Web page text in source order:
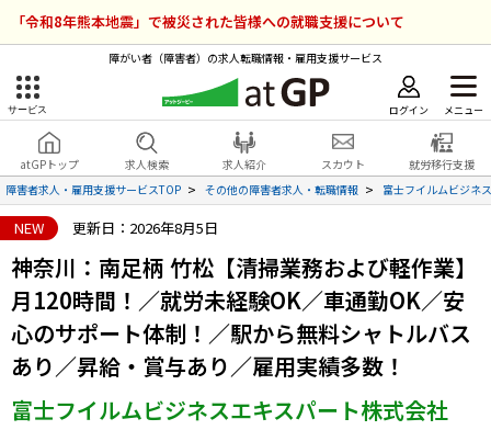
「令和8年熊本地震」で被災された皆様への就職支援について
障がい者（障害者）の求人転職情報・雇用支援サービス
サービス ログイン メニュー
atGPトップ 求人検索 求人紹介 スカウト
就労移行支援
障害者求人・雇用支援サービスTOP
その他の障害者求人・転職情報 富士フイルムビジネ
NEW 更新日：2026年8月5日
神奈川：南足柄 竹松【清掃業務および軽作業】
月120時間！／就労未経験OK／車通勤OK／安
心のサポート体制！／駅から無料シャトルバス
あり／昇給・賞与あり／雇用実績多数！
富士フイルムビジネスエキスパート株式会社
障害者雇用のアットジーピー
サービスラインナップ
就転職支援サービス
障害者専門の就転職支援サービス
障害者アスリート専門の就転職支援サービス
ログイン 会員登録 無料
atGPトップ
各種サービス
求人を検索する
求人を紹介してもらう